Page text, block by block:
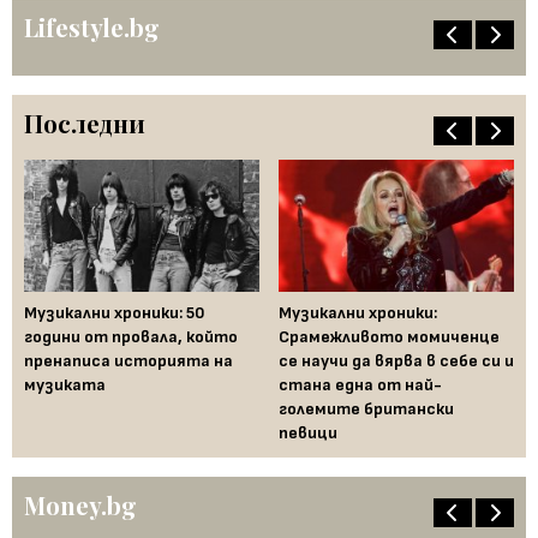
Lifestyle.bg
Последни
Музикални хроники: 50
години от провала, който
пренаписа историята на
музиката
Музикални хроники:
Срамежливото момиченце
се научи да вярва в себе си и
стана една от най-
големите британски
певици
Money.bg